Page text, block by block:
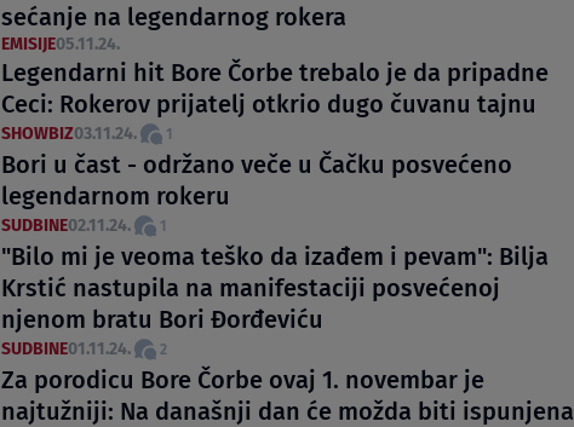
sećanje na legendarnog rokera
EMISIJE05.11.24.
Legendarni hit Bore Čorbe trebalo je da pripadne
Ceci: Rokerov prijatelj otkrio dugo čuvanu tajnu
SHOWBIZ03.11.24. 1
Bori u čast - održano veče u Čačku posvećeno
legendarnom rokeru
SUDBINE02.11.24. 1
"Bilo mi je veoma teško da izađem i pevam": Bilja
Krstić nastupila na manifestaciji posvećenoj
njenom bratu Bori Đorđeviću
SUDBINE01.11.24. 2
Za porodicu Bore Čorbe ovaj 1. novembar je
najtužniji: Na današnji dan će možda biti ispunjena